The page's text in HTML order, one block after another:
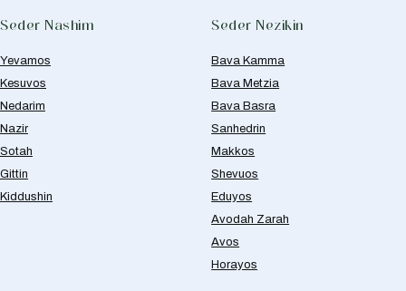
Seder Nashim
Yevamos
Kesuvos
Nedarim
Nazir
Sotah
Gittin
Kiddushin
Seder Nezikin
Bava Kamma
Bava Metzia
Bava Basra
Sanhedrin
Makkos
Shevuos
Eduyos
Avodah Zarah
Avos
Horayos